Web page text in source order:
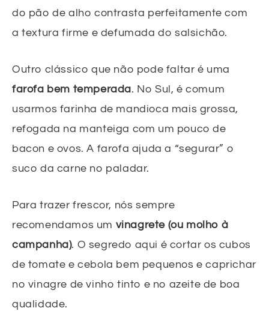
do pão de alho contrasta perfeitamente com
a textura firme e defumada do salsichão.
Outro clássico que não pode faltar é uma
farofa bem temperada. No Sul, é comum
usarmos farinha de mandioca mais grossa,
refogada na manteiga com um pouco de
bacon e ovos. A farofa ajuda a “segurar” o
suco da carne no paladar.
Para trazer frescor, nós sempre
recomendamos um vinagrete (ou molho à
campanha). O segredo aqui é cortar os cubos
de tomate e cebola bem pequenos e caprichar
no vinagre de vinho tinto e no azeite de boa
qualidade.